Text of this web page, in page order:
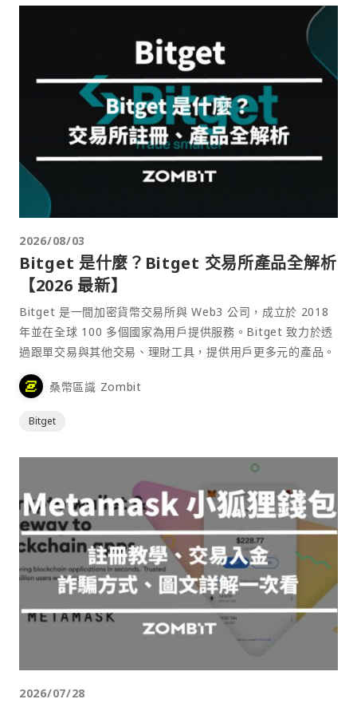
2026/08/03
Bitget 是什麼？Bitget 交易所產品全解析
【2026 最新】
Bitget 是一間加密貨幣交易所與 Web3 公司，成立於 2018
年並在全球 100 多個國家為用戶提供服務。Bitget 致力於透
過跟單交易與其他交易、理財工具，提供用戶更多元的產品。
桑幣區識 Zombit
Bitget
2026/07/28